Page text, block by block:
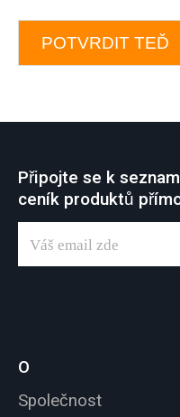
POTVRDIT TEĎ
Připojte se k
ceník produktů
O
Společnost